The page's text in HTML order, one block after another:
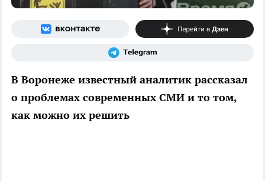
В Воронеже известный аналитик рассказал
о проблемах современных СМИ и то том,
как можно их решить